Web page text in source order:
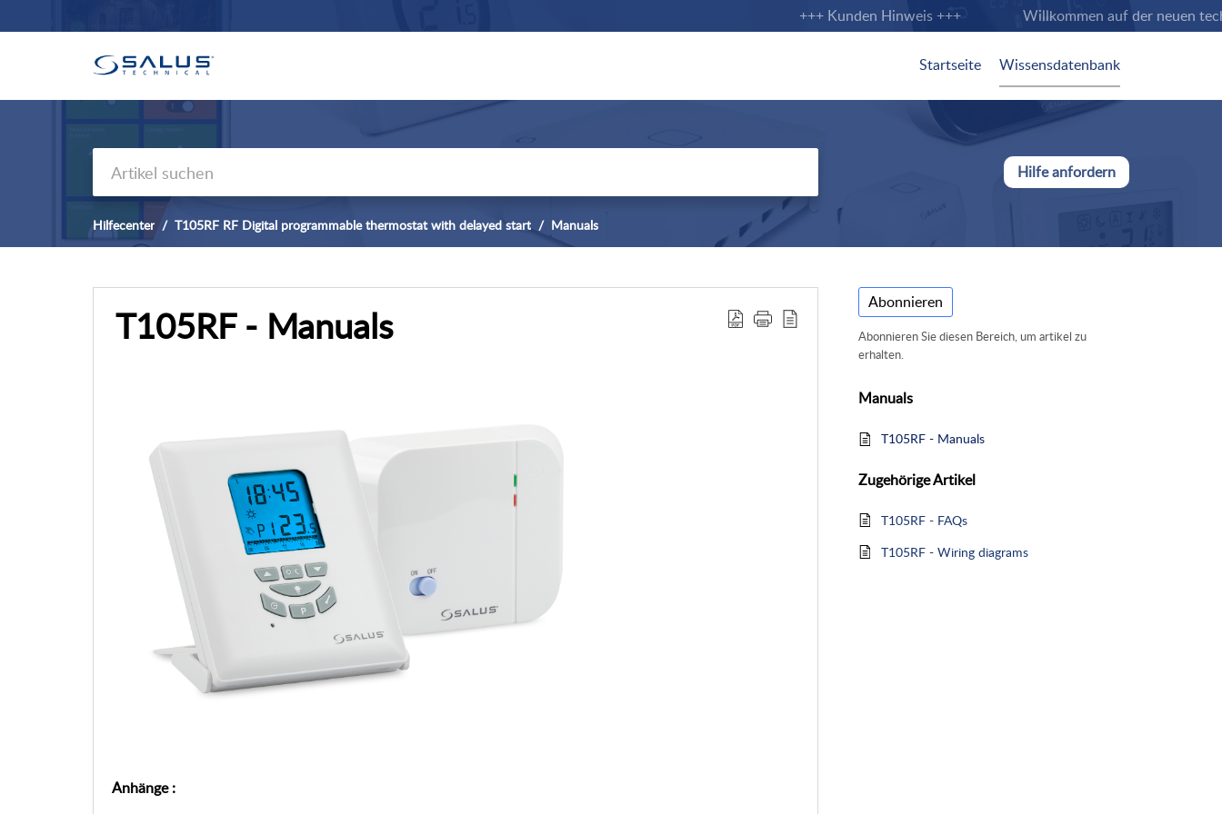
+++ Kunden Hinweis +++ Willkommen auf der neuen
Startseite Wissensdatenbank
Hilfe anfordern
Hilfecenter T105RF RF Digital programmable thermostat with delayed start Manuals
T105RF - Manuals
Anhänge:
Abonnieren
Abonnieren Sie diesen Bereich, um artikel zu
erhalten.
Manuals
T105RF - Manuals
ZugehörigeArtikel
T105RF - FAQs
T105RF - Wiring diagrams